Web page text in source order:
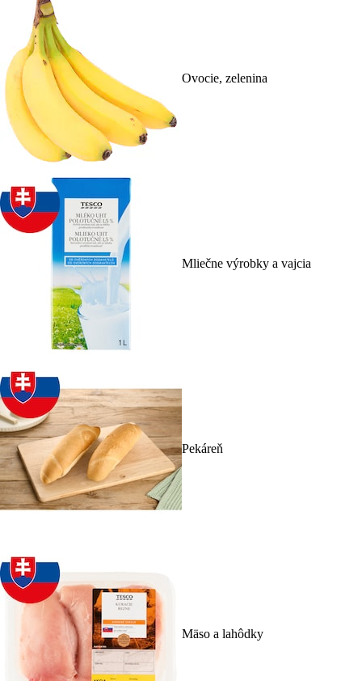
Ovocie, zelenina
Mliečne výrobky a vajcia
Pekáreň
Mäso a lahôdky